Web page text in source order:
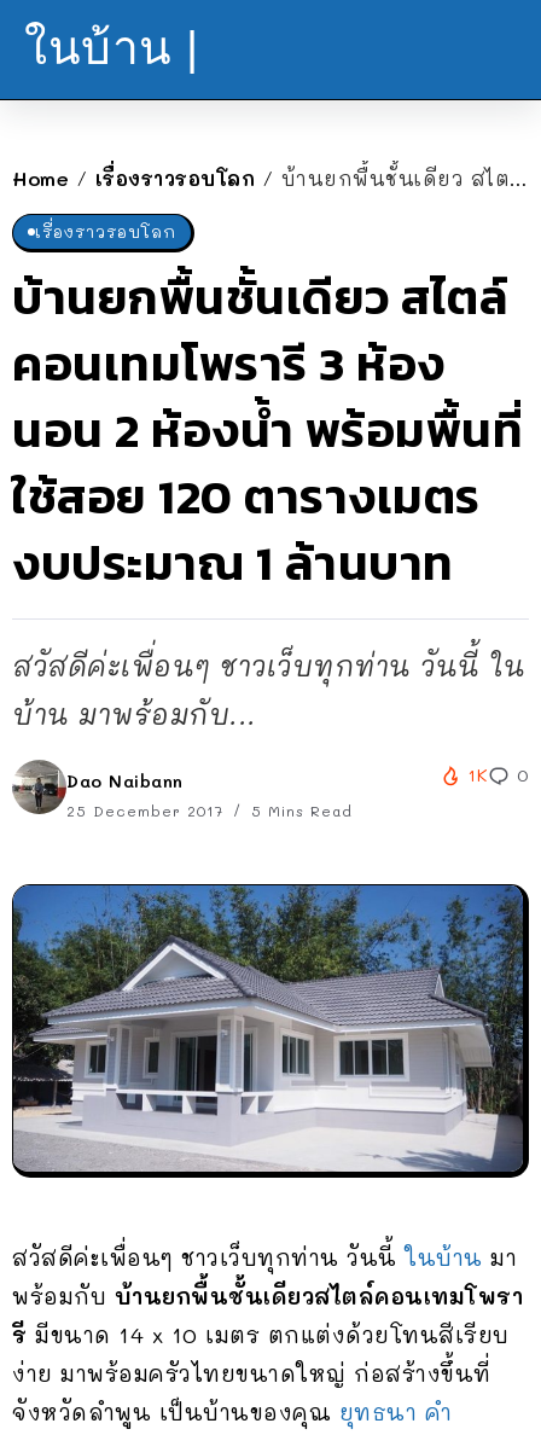
ในบ้าน |
Home / เรื่องราวรอบโลก / บ้านยกพื้นชั้นเดียว สไตล์คอนเทมโพรารี 3 ห้องนอน 2 ห้องน้ำ พร้อมพื้นที่ใช้สอย 120 ตารางเมตร งบประมาณ 1 ล้านบาท
เรื่องราวรอบโลก
บ้านยกพื้นชั้นเดียว สไตล์
คอนเทมโพรารี 3 ห้อง
นอน 2 ห้องน้ำ พร้อมพื้นที่
ใช้สอย 120 ตารางเมตร
งบประมาณ 1 ล้านบาท
สวัสดีค่ะเพื่อนๆ ชาวเว็บทุกท่าน วันนี้ ใน
บ้าน มาพร้อมกับ...
Dao Naibann
25 December 2017 5 Mins Read
1K 0
สวัสดีค่ะเพื่อนๆ ชาวเว็บทุกท่าน วันนี้ในบ้าน มา
พร้อมกับ บ้านยกพื้นชั้นเดียวสไตล์คอนเทมโพรา
รี มีขนาด 14 x 10 เมตร ตกแต่งด้วยโทนสีเรียบ
ง่าย มาพร้อมครัวไทยขนาดใหญ่ ก่อสร้างขึ้นที่
จังหวัดลำพูน เป็นบ้านของคุณ ยุทธนา คำ